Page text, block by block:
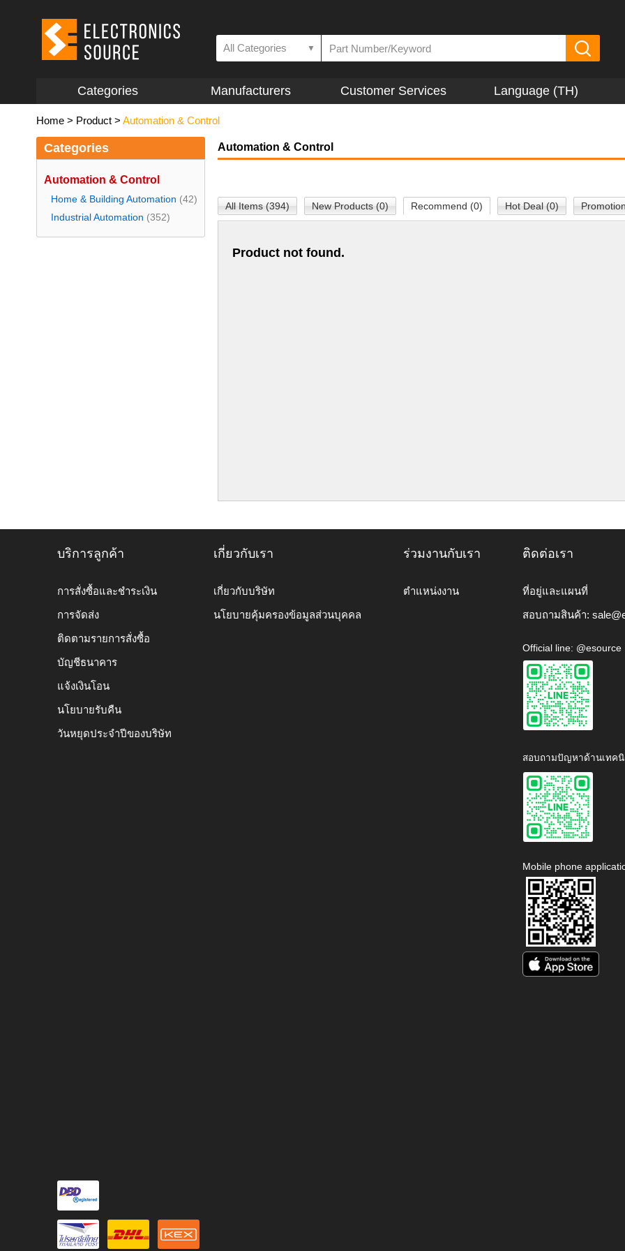
All Categories ▼
Categories Manufacturers Customer Services Language (TH)
Home > Product > Automation & Control
Categories
Automation & Control
Home & Building Automation (42)
Industrial Automation (352)
Automation & Control
All Items (394) New Products (0) Recommend (0) Hot Deal (0)
Product not found.
บริการลูกค้า
การสั่งซื้อและชำระเงิน
การจัดส่ง
ติดตามรายการสั่งซื้อ
บัญชีธนาคาร
แจ้งเงินโอน
นโยบายรับคืน
วันหยุดประจำปีของบริษัท
เกี่ยวกับเรา
เกี่ยวกับบริษัท
นโยบายคุ้มครองข้อมูลส่วนบุคคล
ร่วมงานกับเรา
ตำแหน่งงาน
ติดต่อเรา
ที่อยู่และแผนที่
สอบถามสินค้า:
Official line: @esource
สอบถามปัญหาด้านเทคนิ
Mobile phone